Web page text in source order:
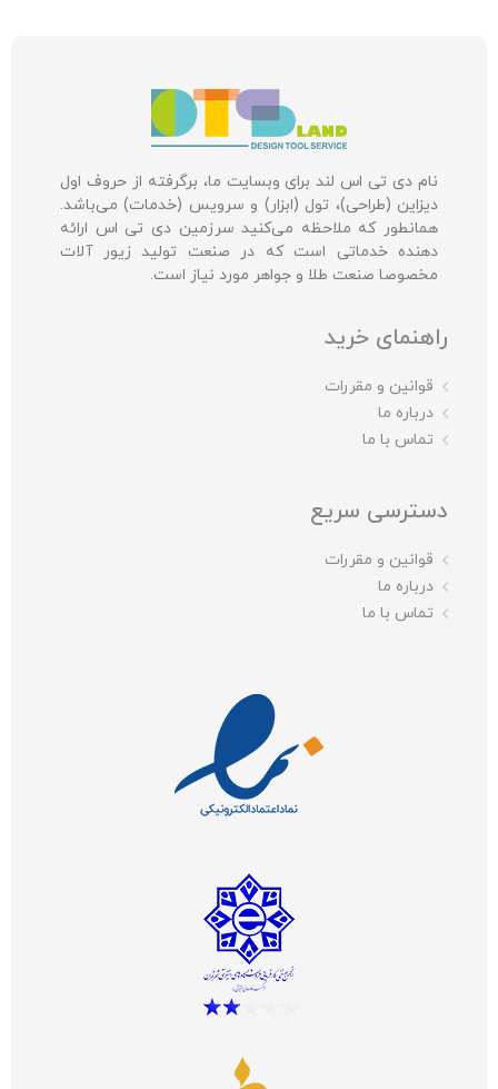
نام دی تی اس لند برای وبسایت ما، برگرفته از حروف اول
دیزاین (طراحی)، تول (ابزار) و سرویس (خدمات) می‌باشد.
همانطور که ملاحظه می‌کنید سرزمین دی تی اس ارائه
دهنده خدماتی است که در صنعت تولید زیور آلات
مخصوصا صنعت طلا و جواهر مورد نیاز است.
راهنمای خرید
قوانین و مقررات
درباره ما
تماس با ما
دسترسی سریع
قوانین و مقررات
درباره ما
تماس با ما